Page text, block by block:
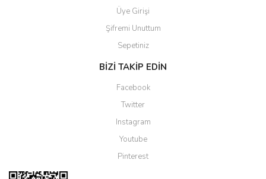
Üye Girişi
Şifremi Unuttum
Sepetiniz
BİZİ TAKİP EDİN
Facebook
Twitter
Instagram
Youtube
Pinterest